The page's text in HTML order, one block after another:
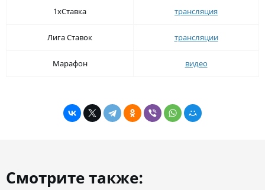
1хСтавка трансляция
Лига Ставок трансляции
Марафон видео
Смотрите также: